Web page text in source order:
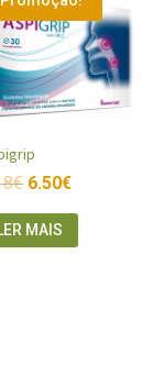
€ 6.50€
MAIS